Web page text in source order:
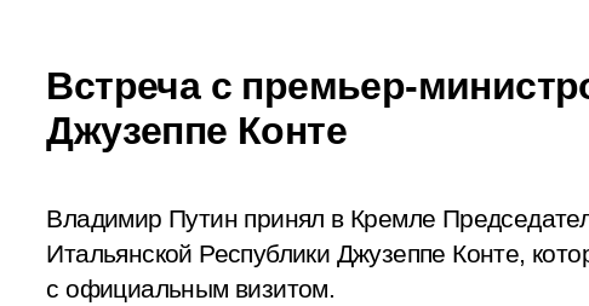
Встреча с премьер-
Джузеппе Конте
Владимир Путин принял в Кремле
Итальянской Республики Джузеппе Конте,
с официальным визитом.